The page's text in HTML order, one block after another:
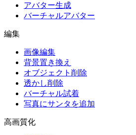
アバター生成
バーチャルアバター
編集
画像編集
背景置き換え
オブジェクト削除
透かし削除
バーチャル試着
写真にサンタを追加
高画質化